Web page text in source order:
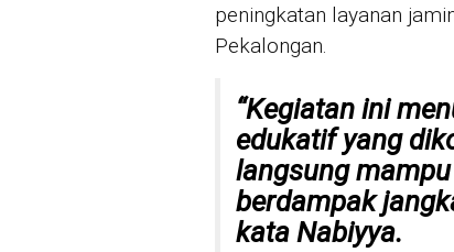
peningkatan layanan
Pekalongan.
“Kegiatan ini
edukatif yang
langsung
berdampak
kata Nabiyya.